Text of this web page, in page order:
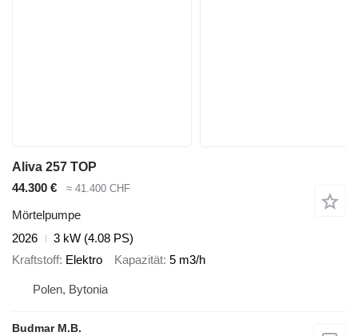
Aliva 257 TOP
44.300 €
≈ 41.400 CHF
Mörtelpumpe
2026
3 kW (4.08 PS)
Kraftstoff Elektro Kapazität 5 m3/h
Polen, Bytonia
Budmar M.B.